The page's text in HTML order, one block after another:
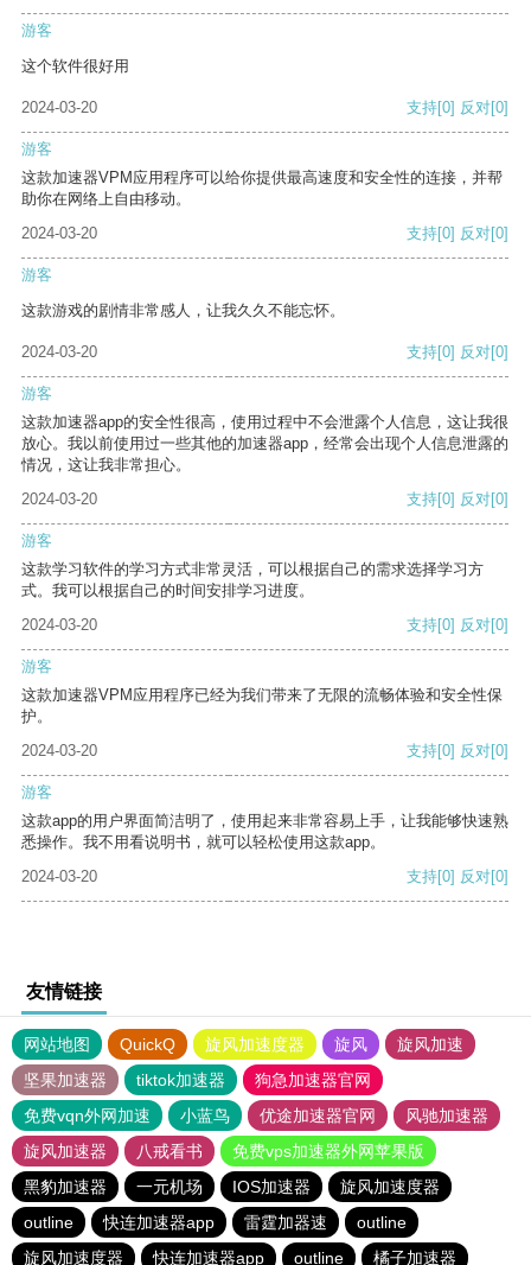
游客
这个软件很好用
2024-03-20 支持[0] 反对[0]
游客
这款加速器VPM应用程序可以给你提供最高速度和安全性的连接，并帮
助你在网络上自由移动。
2024-03-20
支持[0] 反对[0]
游客
这款游戏的剧情非常感人，让我久久不能忘怀。
2024-03-20 支持[0] 反对[0]
游客
这款加速器app的安全性很高，使用过程中不会泄露个人信息，这让我很
放心。我以前使用过一些其他的加速器app，经常会出现个人信息泄露的
情况，这让我非常担心。
2024-03-20
支持[0] 反对[0]
游客
这款学习软件的学习方式非常灵活，可以根据自己的需求选择学习方
式。我可以根据自己的时间安排学习进度。
2024-03-20
支持[0] 反对[0]
游客
这款加速器VPM应用程序已经为我们带来了无限的流畅体验和安全性保
护。
2024-03-20
支持[0] 反对[0]
游客
这款app的用户界面简洁明了，使用起来非常容易上手，让我能够快速熟
悉操作。我不用看说明书，就可以轻松使用这款app。
2024-03-20
支持[0] 反对[0]
友情链接
网站地图 QuickQ 旋风加速度器 旋风
旋风加速
坚果加速器
tiktok加速器
狗急加速器官网
免费vqn外网加速
小蓝鸟 优途加速器官网
风驰加速器
旋风加速器
八戒看书
免费vps加速器外网苹果版
黑豹加速器
一元机场 IOS加速器
旋风加速度器
outline
快连加速器app 雷霆加器速
outline
旋风加速度器
快连加速器app outline 橘子加速器